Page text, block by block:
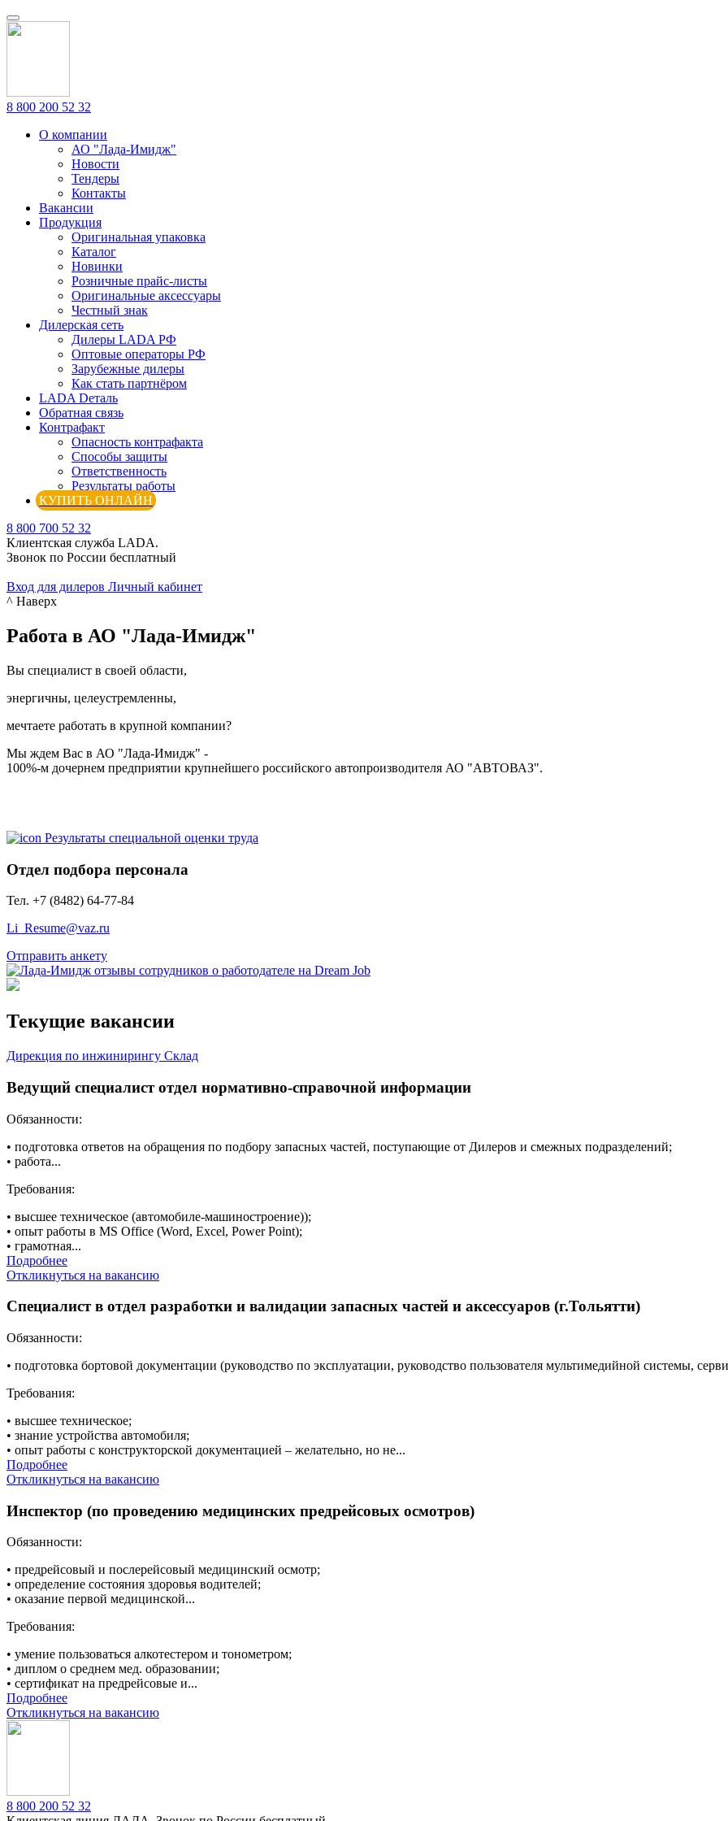
8 800 200 52 32
О компании
АО "Лада-Имидж"
Новости
Тендеры
Контакты
Вакансии
Продукция
Оригинальная упаковка
Каталог
Новинки
Розничные прайс-листы
Оригинальные аксессуары
Честный знак
Дилерская сеть
Дилеры LADA РФ
Оптовые операторы РФ
Зарубежные дилеры
Как стать партнёром
LADA Dеталь
Обратная связь
Контрафакт
Опасность контрафакта
Способы защиты
Ответственность
Результаты работы
КУПИТЬ ОНЛАЙН
8 800 700 52 32
Клиентская служба LADA.
Звонок по России бесплатный
Вход для дилеров Личный кабинет
^ Наверх
Работа в АО "Лада-Имидж"
Вы специалист в своей области,
энергичны, целеустремленны,
мечтаете работать в крупной компании?
Мы ждем Вас в АО "Лада-Имидж" -
100%-м дочернем предприятии крупнейшего российского автопроизводителя АО "АВТОВАЗ".
Результаты специальной оценки труда
Отдел подбора персонала
Тел. +7 (8482) 64-77-84
Li_Resume@vaz.ru
Отправить анкету
Текущие вакансии
Дирекция по инжинирингу Склад
Ведущий специалист отдел нормативно-справочной информации
Обязанности:
• подготовка ответов на обращения по подбору запасных частей, поступающие от Дилеров и смежных подразделений;
• работа...
Требования:
• высшее техническое (автомобиле-машиностроение));
• опыт работы в MS Office (Word, Excel, Power Point);
• грамотная...
Подробнее
Откликнуться на вакансию
Специалист в отдел разработки и валидации запасных частей и аксессуаров (г.Тольятти)
Обязанности:
• подготовка бортовой документации (руководство по эксплуатации, руководство пользователя мультимедийной системы,
Требования:
• высшее техническое;
• знание устройства автомобиля;
• опыт работы с конструкторской документацией – желательно, но не...
Подробнее
Откликнуться на вакансию
Инспектор (по проведению медицинских предрейсовых осмотров)
Обязанности:
• предрейсовый и послерейсовый медицинский осмотр;
• определение состояния здоровья водителей;
• оказание первой медицинской...
Требования:
• умение пользоваться алкотестером и тонометром;
• диплом о среднем мед. образовании;
• сертификат на предрейсовые и...
Подробнее
Откликнуться на вакансию
8 800 200 52 32